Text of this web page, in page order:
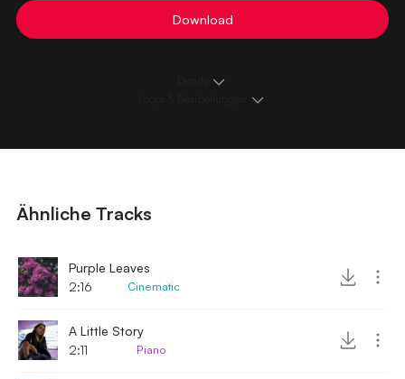
Download
Ähnliche Tracks
Purple Leaves
2:16
Cinematic
A Little Story
2:11
Piano